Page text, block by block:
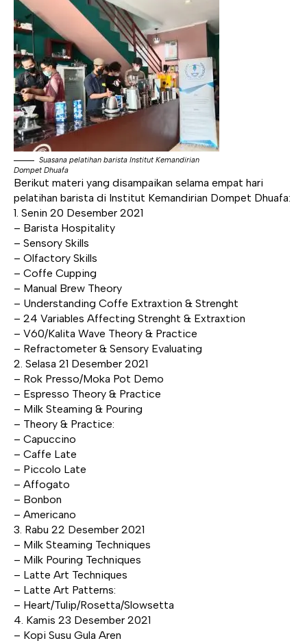
Suasana pelatihan barista Institut Kemandirian
Dompet Dhuafa
Berikut materi yang disampaikan selama empat hari
pelatihan barista di Institut Kemandirian Dompet Dhuafa:
1. Senin 20 Desember 2021
– Barista Hospitality
– Sensory Skills
– Olfactory Skills
– Coffe Cupping
– Manual Brew Theory
– Understanding Coffe Extraxtion & Strenght
– 24 Variables Affecting Strenght & Extraxtion
– V60/Kalita Wave Theory & Practice
– Refractometer & Sensory Evaluating
2. Selasa 21 Desember 2021
– Rok Presso/Moka Pot Demo
– Espresso Theory & Practice
– Milk Steaming & Pouring
– Theory & Practice:
– Capuccino
– Caffe Late
– Piccolo Late
– Affogato
– Bonbon
– Americano
3. Rabu 22 Desember 2021
– Milk Steaming Techniques
– Milk Pouring Techniques
– Latte Art Techniques
– Latte Art Patterns:
– Heart/Tulip/Rosetta/Slowsetta
4. Kamis 23 Desember 2021
– Kopi Susu Gula Aren